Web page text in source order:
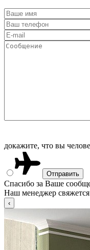
докажите, что вы
Спасибо за Ваше
Наш менеджер